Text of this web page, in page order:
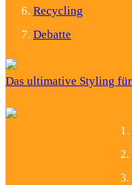
Recycling
Debatte
Das ultimative Styling